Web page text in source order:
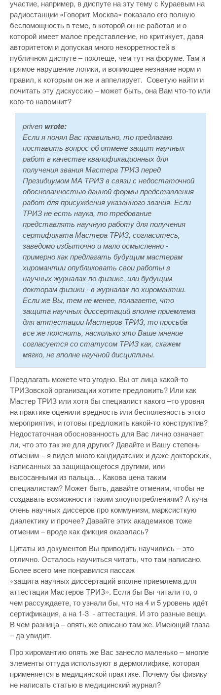
участие, например, в диспуте на эту тему с Кураевым на
радиостанции «Говорит Москва» показало его полную
беспомощность в теме, в которой он не работал и о
которой имеет малое представление, но критикует, давя
авторитетом и допуская много некорретностей в
публичном диспуте – похлеще, чем тут на форуме. Там и
прямое нарушение логики, и вопиющее незнание норм и
правил, к которым он же и аппелирует. Советую найти и
почитать эту дискуссию – может быть, она Вам что-то или
кого-то напомнит?
priven wrote:
Если я понял Вас правильно, то предлагаю
поставить вопрос об отмене защит научных
работ в качестве квалификационных для
получения звания Мастера ТРИЗ перед
Президиумом МА ТРИЗ в связи с недостаточной
обоснованностью данной формы представления
работ для присуждения указанного звания. Если
ТРИЗ не есть наука, то требование
представлять научную работу для получения
сертификата Мастера ТРИЗ, согласитесь,
заведомо избыточно и мало осмысленно -
примерно как предлагать будущим мастерам
хиромантии опубликовать свои работы в
научных журналах по физике, или будущим
докторам физики - в журналах по хиромантии.
Если же Вы, тем не менее, полагаете, что
защита научных диссертаций вполне приемлема
для аттестации Мастеров ТРИЗ, то просьба
все же пояснить, насколько это Ваше мнение
согласуется со статусом ТРИЗ как, скажем
мягко, не вполне научной дисциплины.
Предлагать можете что угодно. Вы от лица какой-то
ТРИЗовской организации хотите предложить? Или как
Мастер ТРИЗ или хотя бы специалист какого –то уровня
на практике оценили вредность или бесполезность этого
мероприятия, и готовы предложить какой-то конструктив?
Недостаточная обоснованность для Вас лично означает
ли, что это так же для других? Давайте и Вашу степень
отменим – я видел много кандидатских и даже докторских,
написанных за защищающегося другими, или
высосанными из пальца… Какова цена таким
специалистам? Может быть, давайте отменим, чтобы не
создавать возможности таким злоупотреблениям? А куча
очень научных диссеров про коммунизм, марксисткую
диалектику и прочее? Давайте этих академиков тоже
отменим – вроде как фикция оказалась?
Цитаты из документов Вы приводить научились – это
отлично. Осталось научиться читать, что там написано.
Более всего мне понравился пассаж
«защита научных диссертаций вполне приемлема для
аттестации Мастеров ТРИЗ». Если бы Вы читали то, о
чем рассуждаете, то узнали бы, что на 4 и 5 уровень идёт
сертификация, а на 1-3 - аттестация. И это разные вещи.
В чем разница – опять же описано там же. Имеющий глаза
– да увидит.
Про хиромантию опять же Вас занесло маленько – многие
элементы оттуда используют в дермоглифике, которая
применяется в медицинской практике. Почему бы физику
не написать статью в медицинский журнал?